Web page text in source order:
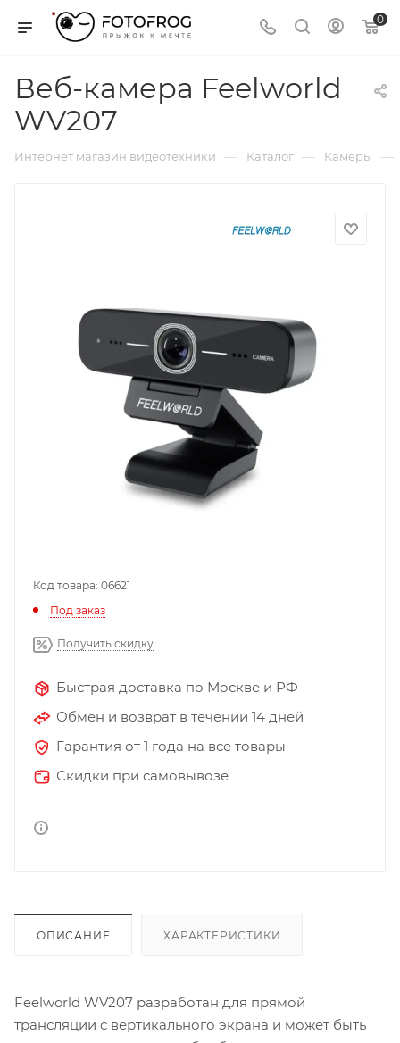
0
Веб-камера Feelworld
WV207
Интернет магазин видеотехники — Каталог — Камеры —
Код товара: 06621
Под заказ
Получить скидку
Быстрая доставка по Москве и РФ
Обмен и возврат в течении 14 дней
Гарантия от 1 года на все товары
Скидки при самовывозе
ОПИСАНИЕ ХАРАКТЕРИСТИКИ
Feelworld WV207 разработан для прямой
трансляции с вертикального экрана и может быть